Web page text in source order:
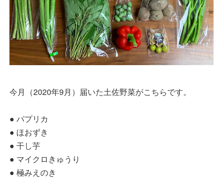
今月（2020年9月）届いた土佐野菜がこちらです。
● パプリカ
● ほおずき
● 干し芋
● マイクロきゅうり
● 極みえのき